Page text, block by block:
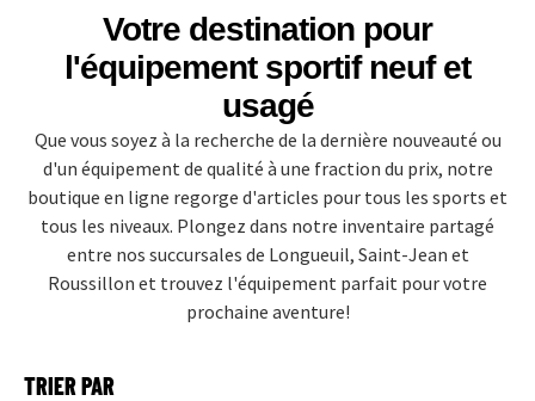
Votre destination pour
l'équipement sportif neuf et
usagé
Que vous soyez à la recherche de la dernière nouveauté ou
d'un équipement de qualité à une fraction du prix, notre
boutique en ligne regorge d'articles pour tous les sports et
tous les niveaux. Plongez dans notre inventaire partagé
entre nos succursales de Longueuil, Saint-Jean et
Roussillon et trouvez l'équipement parfait pour votre
prochaine aventure!
TRIER PAR